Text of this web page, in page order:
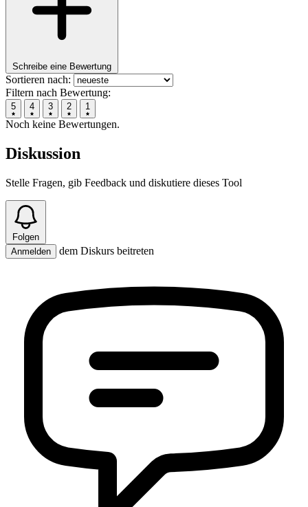
Schreibe eine Bewertung
Sortieren nach:
Filtern nach Bewertung:
5 4 3 2 1
Noch keine Bewertungen.
Diskussion
Stelle Fragen, gib Feedback und diskutiere dieses Tool
Folgen
Anmelden
dem Diskurs beitreten